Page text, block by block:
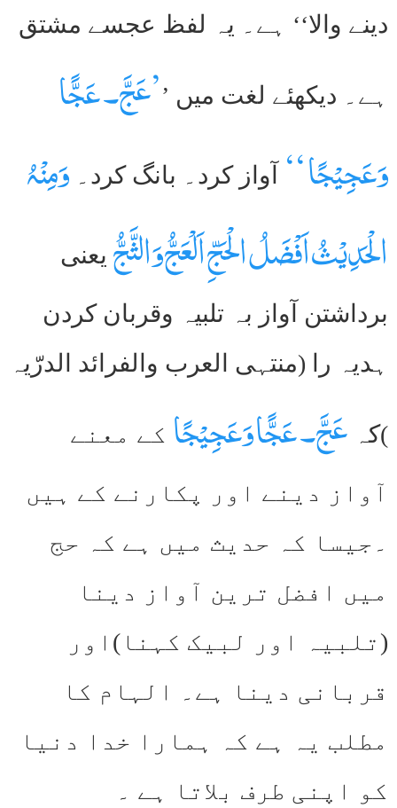
دینے والا‘‘ ہے۔ یہ لفظ عجسے مشتق
ہے۔ دیکھئے لغت میں ’’عَجَّ۔ عَجًّا
وَعَجِیْجًا ‘‘ آواز کرد۔ بانگ کرد۔ وَمِنْہُ
الْحَدِیْثُ اَفْضَلُ الْحَجِّ اَلْعَجُّ وَالثَّجُّ یعنی
برداشتن آواز بہ تلبیہ وقربان کردن
ہدیہ را (منتہی العرب والفرائد الدرّیہ
)کہ عَجَّ۔ عَجًّا وَعَجِیْجًا کے معنے
آواز دینے اور پکارنے کے ہیں
۔جیسا کہ حدیث میں ہے کہ حج
میں افضل ترین آواز دینا
(تلبیہ اور لبیک کہنا)اور
قربانی دینا ہے۔ الہام کا
مطلب یہ ہے کہ ہمارا خدا دنیا
کو اپنی طرف بلاتا ہے ۔